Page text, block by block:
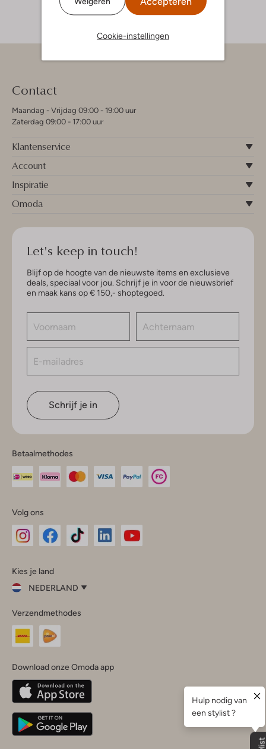
Cookie-instellingen
Contact
Maandag - Vrijdag 09:00 - 19:00 uur
Zaterdag 09:00 - 17:00 uur
Klantenservice
Account
Inspiratie
Omoda
Let's keep in touch!
Blijf op de hoogte van de nieuwste items en exclusieve
deals, speciaal voor jou. Schrijf je in voor de nieuwsbrief
en maak kans op € 150,- shoptegoed.
Schrijf je in
Betaalmethodes
Volg ons
InstagramFacebook
Kies je land
NEDERLAND
je
land
Nederland
Belgique(Français)
Deutschland
Verzendmethodes
Download onze Omoda app